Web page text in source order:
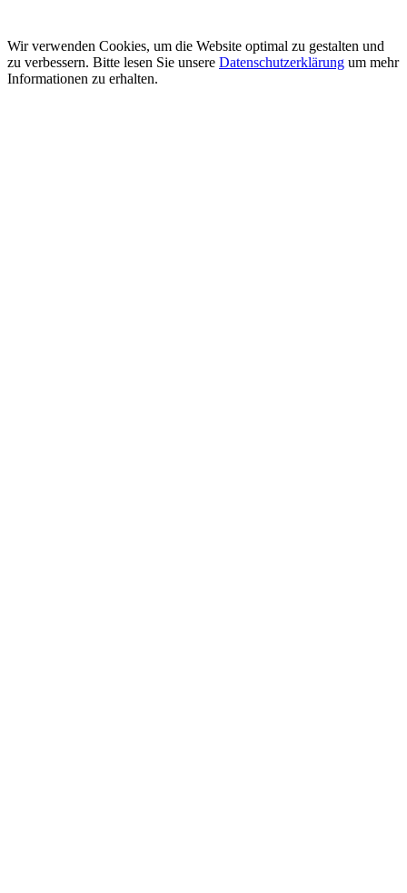
Wir verwenden Cookies, um die Website optimal zu gestalten und
zu verbessern. Bitte lesen Sie unsere Datenschutzerklärung um mehr
Informationen zu erhalten.